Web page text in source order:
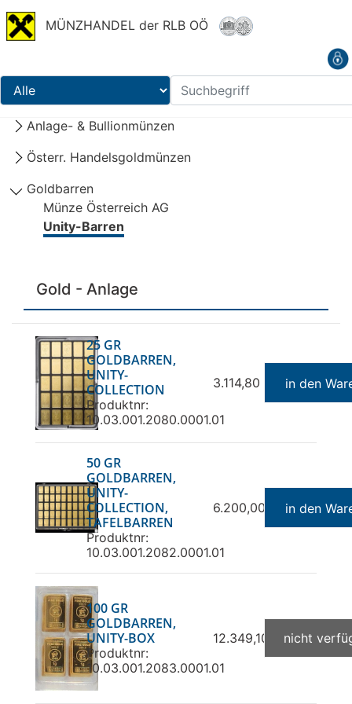
MÜNZHANDEL der RLB OÖ
Anlage- & Bullionmünzen
Österr. Handelsgoldmünzen
Goldbarren
Münze Österreich AG
Unity-Barren
Gold - Anlage
25 GR
GOLDBARREN,
UNITY-
COLLECTION
Produktnr:
10.03.001.2080.0001.01
3.114,80 € in den
50 GR
GOLDBARREN,
UNITY-
COLLECTION,
TAFELBARREN
Produktnr:
10.03.001.2082.0001.01
6.200,00 € in den
100 GR
GOLDBARREN,
UNITY-BOX
Produktnr:
10.03.001.2083.0001.01
12.349,10 € nicht